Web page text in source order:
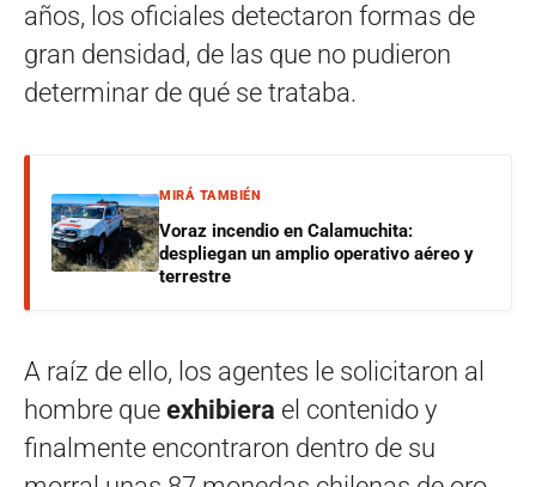
años, los oficiales detectaron formas de
gran densidad, de las que no pudieron
determinar de qué se trataba.
MIRÁ TAMBIÉN
Voraz incendio en Calamuchita:
despliegan un amplio operativo aéreo y
terrestre
A raíz de ello, los agentes le solicitaron al
hombre que exhibiera el contenido y
finalmente encontraron dentro de su